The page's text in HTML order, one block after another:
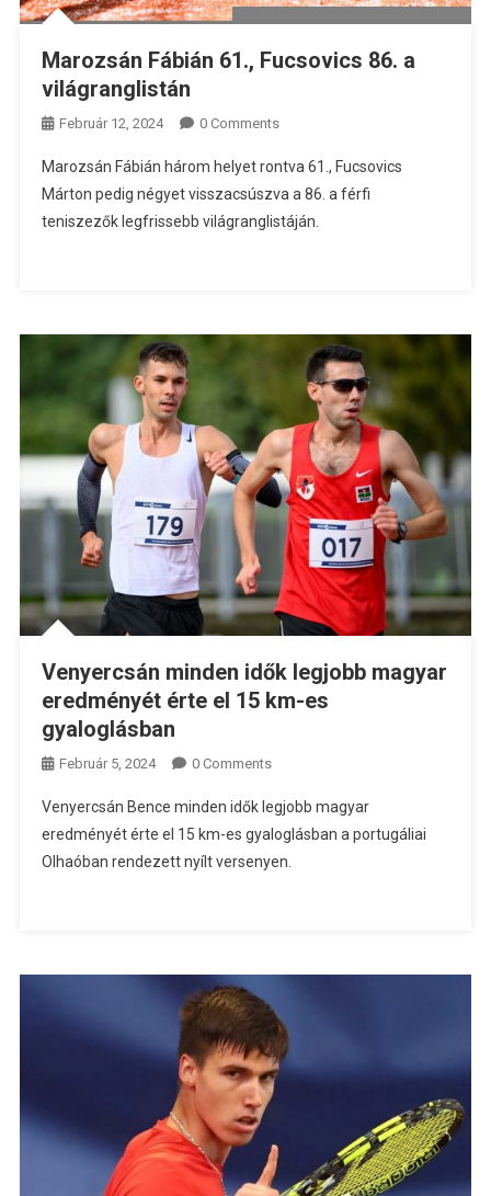
Marozsán Fábián 61., Fucsovics 86. a
világranglistán
Február 12, 2024 0 Comments
Marozsán Fábián három helyet rontva 61., Fucsovics
Márton pedig négyet visszacsúszva a 86. a férfi
teniszezők legfrissebb világranglistáján.
Venyercsán minden idők legjobb magyar
eredményét érte el 15 km-es
gyaloglásban
Február 5, 2024 0 Comments
Venyercsán Bence minden idők legjobb magyar
eredményét érte el 15 km-es gyaloglásban a portugáliai
Olhaóban rendezett nyílt versenyen.